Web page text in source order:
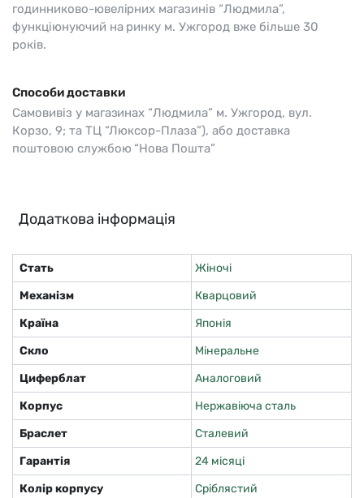
годинниково-ювелірних магазинів “Людмила”,
функціюнуючий на ринку м. Ужгород вже більше 30
років.
Способи доставки
Самовивіз у магазинах “Людмила” м. Ужгород, вул.
Корзо, 9; та ТЦ “Люксор-Плаза”), або доставка
поштовою службою “Нова Пошта”
Додаткова інформація
Стать
Жіночі
Механізм
Кварцовий
Країна
Японія
Скло
Мінеральне
Циферблат
Аналоговий
Корпус
Нержавіюча сталь
Браслет
Сталевий
Гарантія
24 місяці
Колір корпусу
Сріблястий